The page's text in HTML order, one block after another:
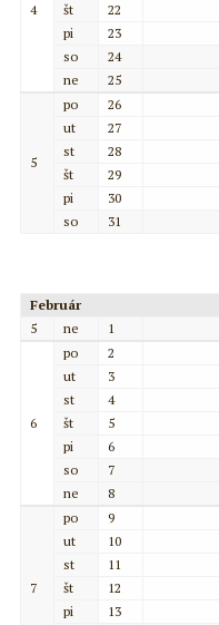
4
št
22
pi
23
so
24
ne
25
5
po
26
ut
27
st
28
št
29
pi
30
so
31
Február
5
ne 1
6
po
2
ut
3
st
4
št
5
pi
6
so
7
ne
8
7
po
9
ut
10
st
11
št
12
pi
13